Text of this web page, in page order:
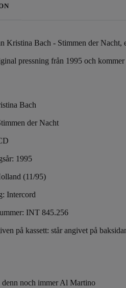
Kristina Bach - Stimmen der
pressning från 1995 och
Bach
der Nacht
1995
(11/95)
Intercord
INT 845.256
på kassett: står angivet på
noch immer Al Martino